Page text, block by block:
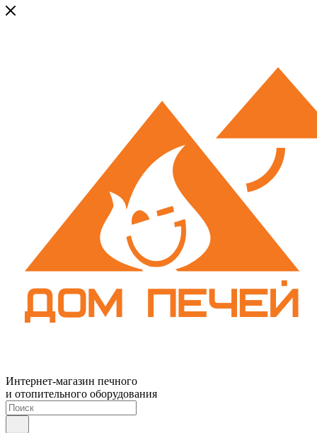
Интернет-магазин печного
и отопительного оборудования